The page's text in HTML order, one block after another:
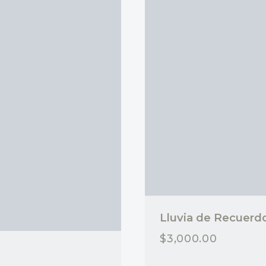
Lluvia de
$3,000.00